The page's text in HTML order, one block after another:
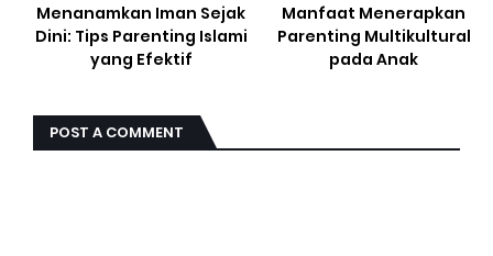
Menanamkan Iman Sejak
Dini: Tips Parenting Islami
yang Efektif
Manfaat Menerapkan
Parenting Multikultural
pada Anak
POST A COMMENT